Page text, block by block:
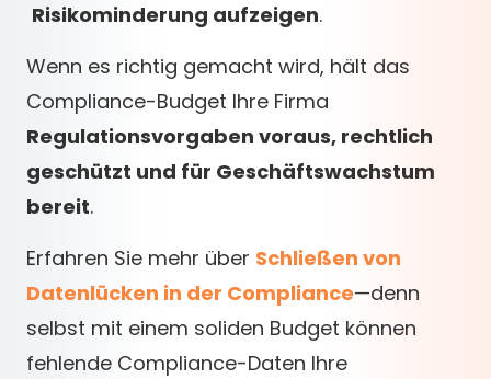
Risikominderung aufzeigen.
Wenn es richtig gemacht wird, hält das
Compliance-Budget Ihre Firma
Regulationsvorgaben voraus, rechtlich
geschützt und für Geschäftswachstum
bereit.
Erfahren Sie mehr über Schließen von
Datenlücken in der Compliance—denn
selbst mit einem soliden Budget können
fehlende Compliance-Daten Ihre